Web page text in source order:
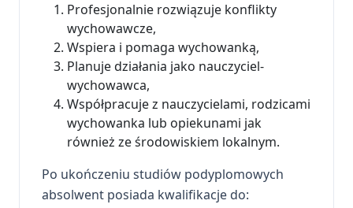
Profesjonalnie rozwiązuje konflikty
wychowawcze,
Wspiera i pomaga wychowanką,
Planuje działania jako nauczyciel-
wychowawca,
Współpracuje z nauczycielami, rodzicami
wychowanka lub opiekunami jak
również ze środowiskiem lokalnym.
Po ukończeniu studiów podyplomowych
absolwent posiada kwalifikacje do: